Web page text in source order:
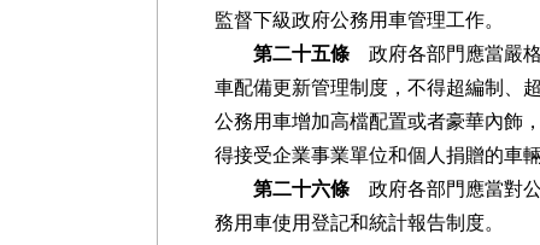
監督下級政府公務用車管理工作。
第二十五條政府各部門應當嚴格
車配備更新管理制度，不得超編制、
公務用車增加高檔配置或者豪華內飾
得接受企業事業單位和個人捐贈的車
第二十六條政府各部門應當對公
務用車使用登記和統計報告制度。